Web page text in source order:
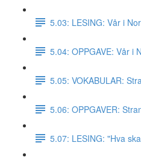
5.03: LESING: Vår i
5.04: OPPGAVE: Vår i
5.05: VOKABULAR:
5.06: OPPGAVER:
5.07: LESING: "Hva